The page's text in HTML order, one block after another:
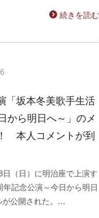
続きを読む
「坂本冬美歌手生活
から明日へ～」のメ
本人コメントが到
（日）に明治座で上演す
記念公演～今日から明日
が公開された。…